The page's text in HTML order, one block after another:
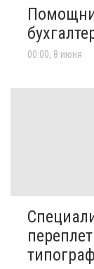
00:00, 8 июня